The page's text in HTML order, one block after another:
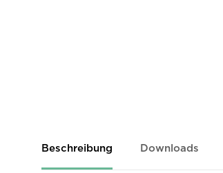
Beschreibung Downloads